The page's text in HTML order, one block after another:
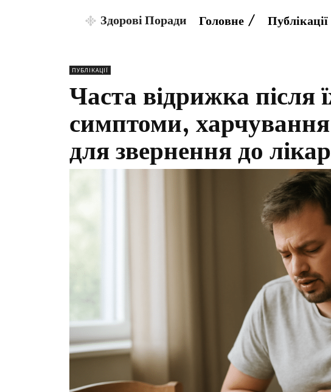
Здорові Поради Головне Публікації
ПУБЛІКАЦІЇ
Часта відрижка після
симптоми,
для звернення до